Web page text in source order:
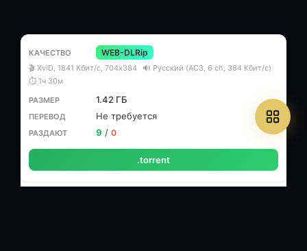
WEB-DLRip
🎬 XviD, 1841 Кбит/с, 704x384
🔊 Русский (AC3, 6 ch, 384 Кбит/с)
⏱ 1ч 30м
1.42 ГБ
Не требуется
9 / 0
.torrent